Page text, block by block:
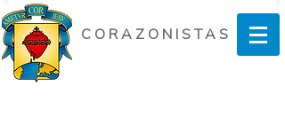
CORAZONISTAS